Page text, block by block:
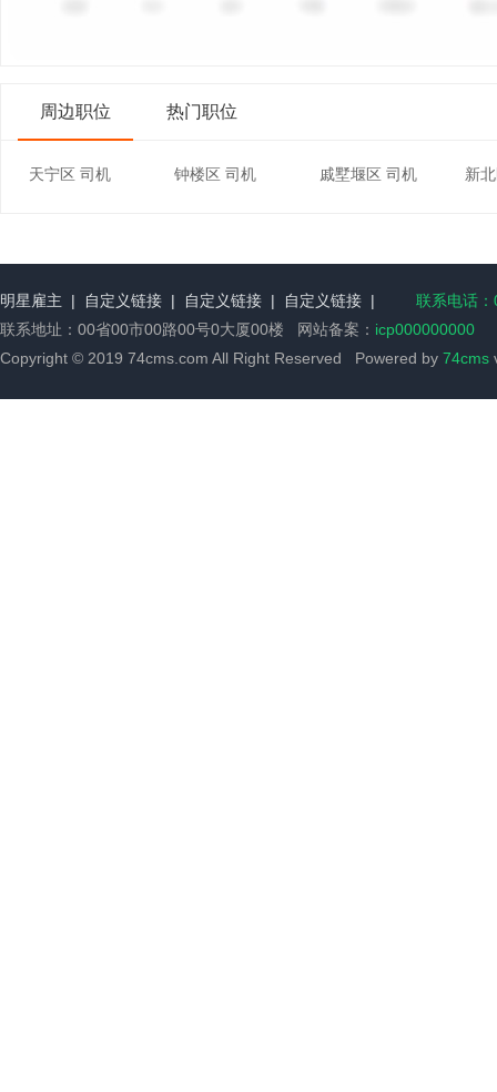
周边职位 热门职位
天宁区 司机 钟楼区 司机 戚墅堰区 司机 新
明星雇主 | 自定义链接 | 自定义链接 | 自定义链接 |
联系电话
联系地址：00省00市00路00号0大厦00楼 网站备案： icp000000000
Copyright © 2019 74cms.com All Right Reserved Powered by 74cms